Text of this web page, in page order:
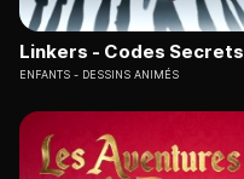
Linkers - Codes Secrets
ENFANTS DESSINS ANIMÉS